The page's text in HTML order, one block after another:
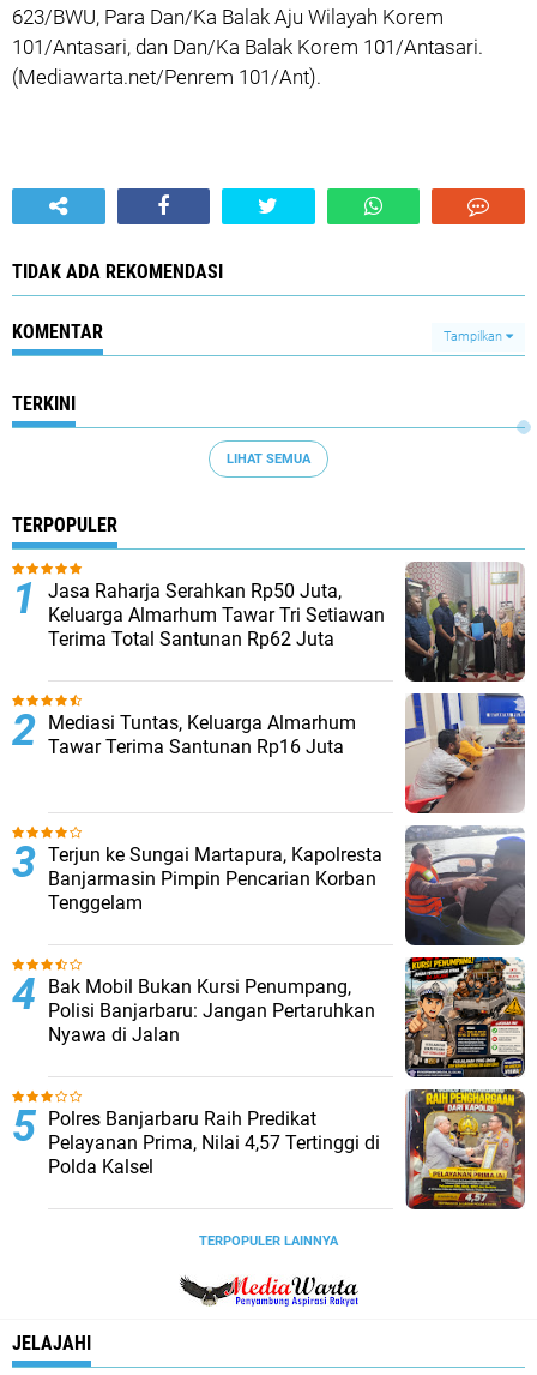
623/BWU, Para Dan/Ka Balak Aju Wilayah Korem
101/Antasari, dan Dan/Ka Balak Korem 101/Antasari.
(Mediawarta.net/Penrem 101/Ant).
TIDAK ADA REKOMENDASI
KOMENTAR Tampilkan
TERKINI
LIHAT SEMUA
TERPOPULER
Jasa Raharja Serahkan Rp50 Juta,
Keluarga Almarhum Tawar Tri Setiawan
Terima Total Santunan Rp62 Juta
Mediasi Tuntas, Keluarga Almarhum
Tawar Terima Santunan Rp16 Juta
Terjun ke Sungai Martapura, Kapolresta
Banjarmasin Pimpin Pencarian Korban
Tenggelam
Bak Mobil Bukan Kursi Penumpang,
Polisi Banjarbaru: Jangan Pertaruhkan
Nyawa di Jalan
Polres Banjarbaru Raih Predikat
Pelayanan Prima, Nilai 4,57 Tertinggi di
Polda Kalsel
TERPOPULER LAINNYA
JELAJAHI